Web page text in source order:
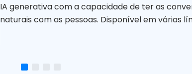
IA generativa com a capacidade de ter as
naturais com as pessoas. Disponível em várias